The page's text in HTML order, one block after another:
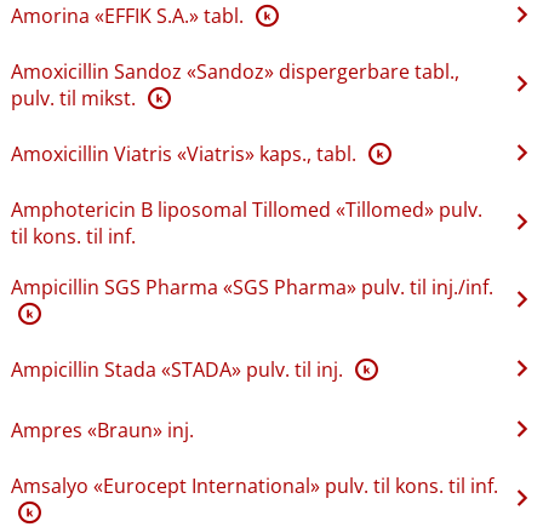
Amorina «EFFIK S.A.» tabl. K
Amoxicillin Sandoz «Sandoz» dispergerbare tabl.,
pulv. til mikst. K
Amoxicillin Viatris «Viatris» kaps., tabl. K
Amphotericin B liposomal Tillomed «Tillomed» pulv.
til kons. til inf.
Ampicillin SGS Pharma «SGS Pharma» pulv. til inj.​/​inf.
K
Ampicillin Stada «STADA» pulv. til inj. K
Ampres «Braun» inj.
Amsalyo «Eurocept International» pulv. til kons. til inf.
K